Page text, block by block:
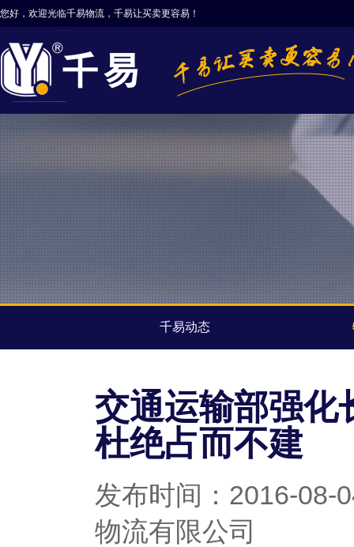
您好，欢迎光临千易物流，千易让买卖更容易！
千易动态
交通运输部强化
杜绝占而不建
发布时间：2016-
物流有限公司